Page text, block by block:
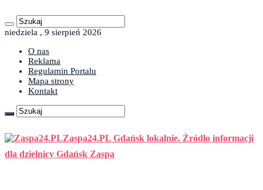
niedziela , 9 sierpień 2026
O nas
Reklama
Regulamin Portalu
Mapa strony
Kontakt
Zaspa24.PL Gdańsk lokalnie. Źródło informacji
dla dzielnicy Gdańsk Zaspa